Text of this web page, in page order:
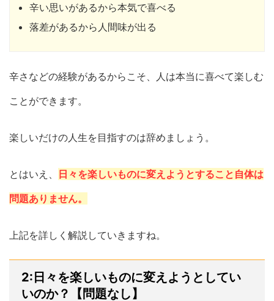
辛い思いがあるから本気で喜べる
落差があるから人間味が出る
辛さなどの経験があるからこそ、人は本当に喜べて楽しむ
ことができます。
楽しいだけの人生を目指すのは辞めましょう。
とはいえ、 日々を楽しいものに変えようとすること自体は
問題ありません。
上記を詳しく解説していきますね。
2:日々を楽しいものに変えようとしてい
いのか？【問題なし】